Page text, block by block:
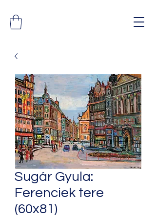
Sugár Gyula:
Ferenciek tere
(60x81)